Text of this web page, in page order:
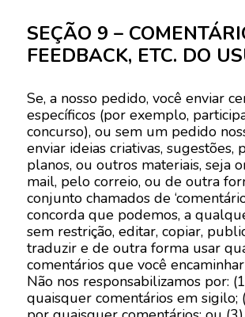
SEÇÃO 9 –
FEEDBACK, ETC. DO
Se, a nosso pedido, você enviar
específicos (por exemplo,
concurso), ou sem um pedido
enviar ideias criativas, sugestões,
planos, ou outros materiais, seja
mail, pelo correio, ou de outra
conjunto chamados de
concorda que podemos, a
sem restrição, editar, copiar,
traduzir e de outra forma usar
comentários que você
Não nos responsabilizamos por:
quaisquer comentários em sigilo;